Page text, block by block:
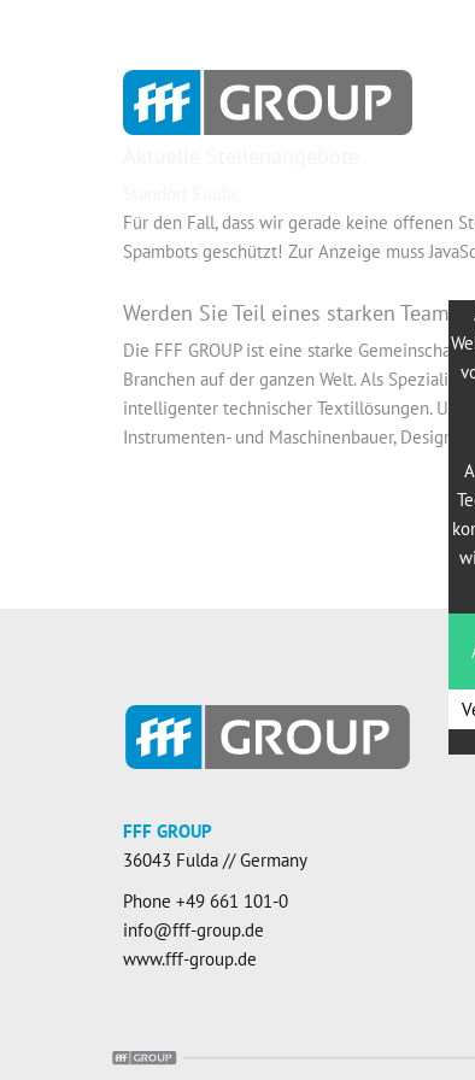
Für den Fall, dass wir gerade keine offenen
Spambots geschützt! Zur Anzeige muss
Werden Sie Teil eines starken Teams
Die FFF GROUP ist eine starke
Branchen auf der ganzen Welt. Als
intelligenter technischer Textillösungen.
Instrumenten- und Maschinenbauer,
FFF GROUP
36043 Fulda // Germany
Phone +49 661 101-0
info@fff-group.de
www.fff-group.de